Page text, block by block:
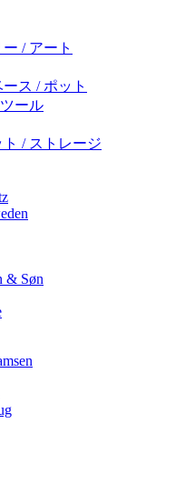
/ アート
ス / ポット
ール
/ ストレージ
& Søn